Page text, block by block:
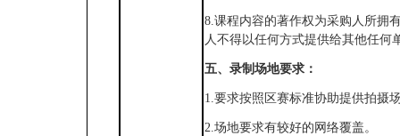
8.课程内容的著作权为采购人所拥
人不得以任何方式提供给其他任何
五、录制场地要求：
1.要求按照区赛标准协助提供拍摄
2.场地要求有较好的网络覆盖。